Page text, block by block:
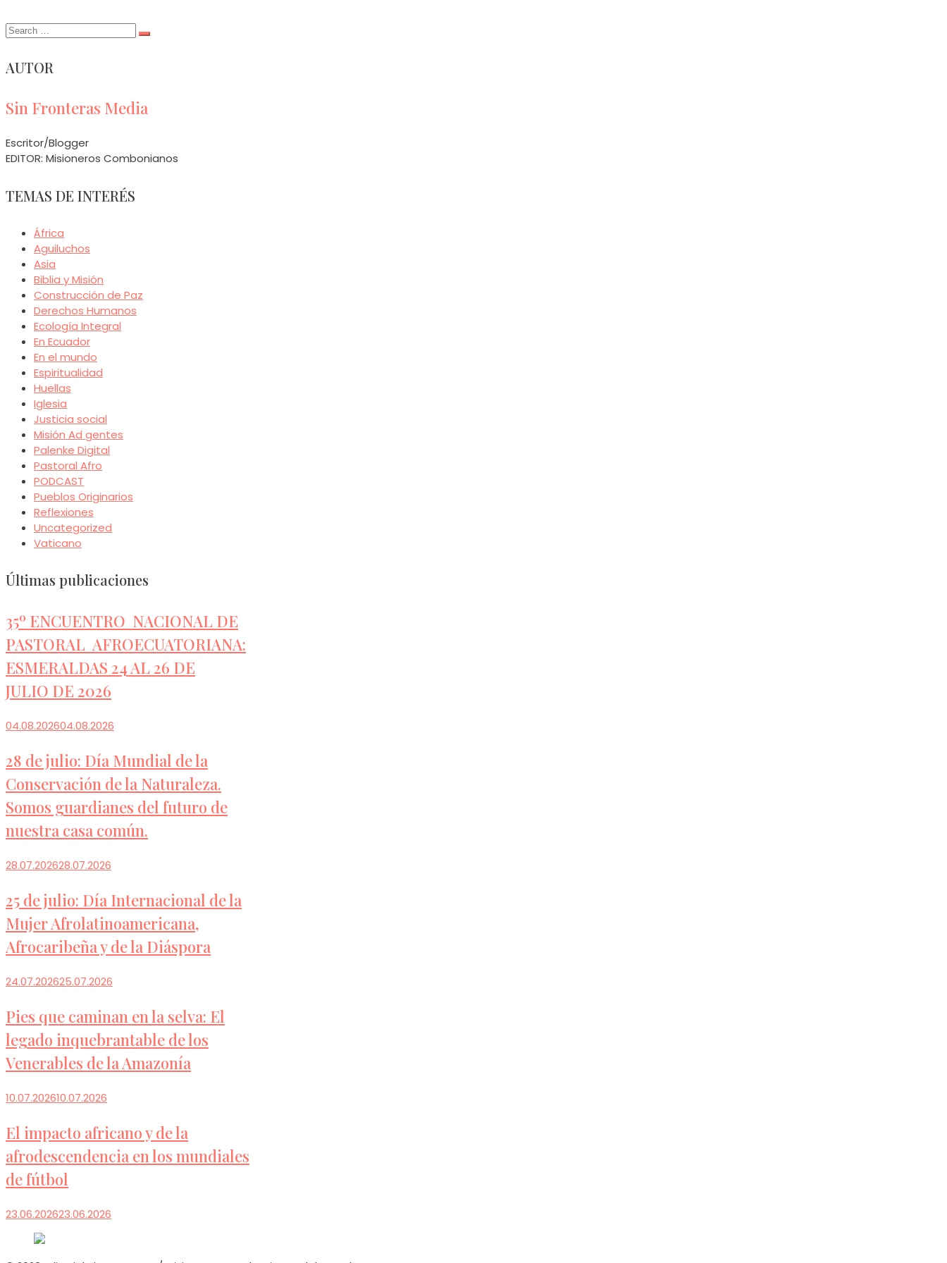
Search
AUTOR
Sin Fronteras Media
Escritor/Blogger
EDITOR: Misioneros Combonianos
TEMAS DE INTERÉS
África
Aguiluchos
Asia
Biblia y Misión
Construcción de Paz
Derechos Humanos
Ecología Integral
En Ecuador
En el mundo
Espiritualidad
Huellas
Iglesia
Justicia social
Misión Ad gentes
Palenke Digital
Pastoral Afro
PODCAST
Pueblos Originarios
Reflexiones
Uncategorized
Vaticano
Últimas publicaciones
35º ENCUENTRO NACIONAL DE
PASTORAL AFROECUATORIANA:
ESMERALDAS 24 AL 26 DE
JULIO DE 2026
04.08.202604.08.2026
28 de julio: Día Mundial de la
Conservación de la Naturaleza.
Somos guardianes del futuro de
nuestra casa común.
28.07.202628.07.2026
25 de julio: Día Internacional de la
Mujer Afrolatinoamericana,
Afrocaribeña y de la Diáspora
24.07.202625.07.2026
Pies que caminan en la selva: El
legado inquebrantable de los
Venerables de la Amazonía
10.07.202610.07.2026
El impacto africano y de la
afrodescendencia en los mundiales
de fútbol
23.06.202623.06.2026